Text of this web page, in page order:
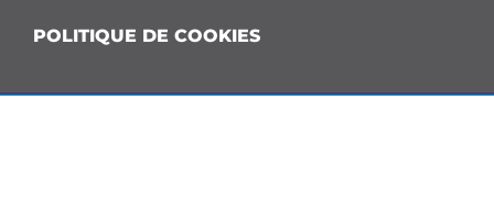
POLITIQUE DE COOKIES